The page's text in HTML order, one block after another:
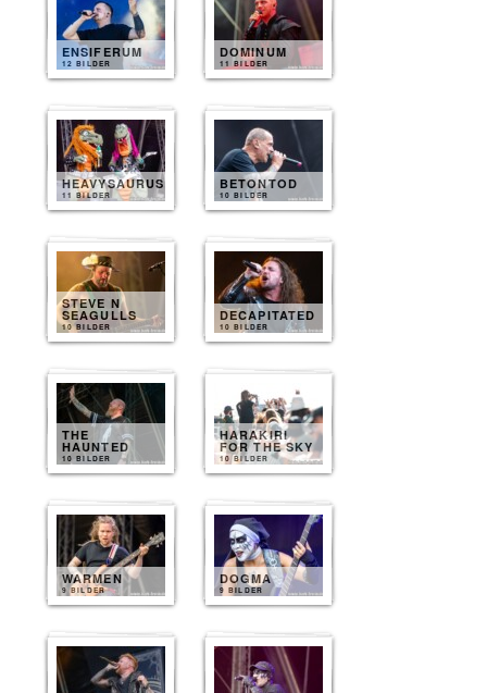
ENSIFERUM
12 BILDER
DOMINUM
11 BILDER
HEAVYSAURUS
11 BILDER
BETONTOD
10 BILDER
STEVE N
SEAGULLS
10 BILDER
DECAPITATED
10 BILDER
THE
HAUNTED
10 BILDER
HARAKIRI
FOR THE SKY
10 BILDER
WARMEN
9 BILDER
DOGMA
9 BILDER